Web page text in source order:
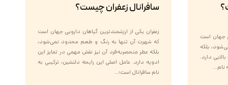
جهان است
بلکه
دارد.
نام...
سافرانال زعفران چیست؟
زعفران یکی از ارزشمندترین گیاهان دارویی جهان است
که شهرت آن تنها به رنگ و طعم محدود نمی‌شود،
بلکه عطر منحصربه‌فرد آن نیز نقش مهمی در تمایز این
ادویه دارد. عامل اصلی این رایحه دلنشین، ترکیبی به
نام سافرانال است؛...